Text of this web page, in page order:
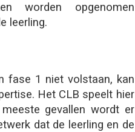
worden opgenomen
leerling.
fase 1 niet volstaan, kan
Het CLB speelt hier
gevallen wordt er
dat de leerling en de